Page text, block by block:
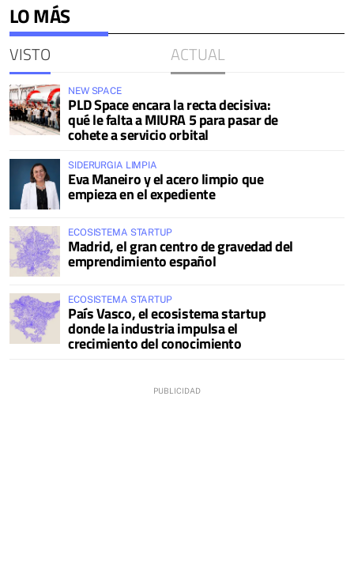
LO MÁS
VISTO ACTUAL
NEW SPACE
PLD Space encara la recta decisiva:
qué le falta a MIURA 5 para pasar de
cohete a servicio orbital
SIDERURGIA LIMPIA
Eva Maneiro y el acero limpio que
empieza en el expediente
ECOSISTEMA STARTUP
Madrid, el gran centro de gravedad del
emprendimiento español
ECOSISTEMA STARTUP
País Vasco, el ecosistema startup
donde la industria impulsa el
crecimiento del conocimiento